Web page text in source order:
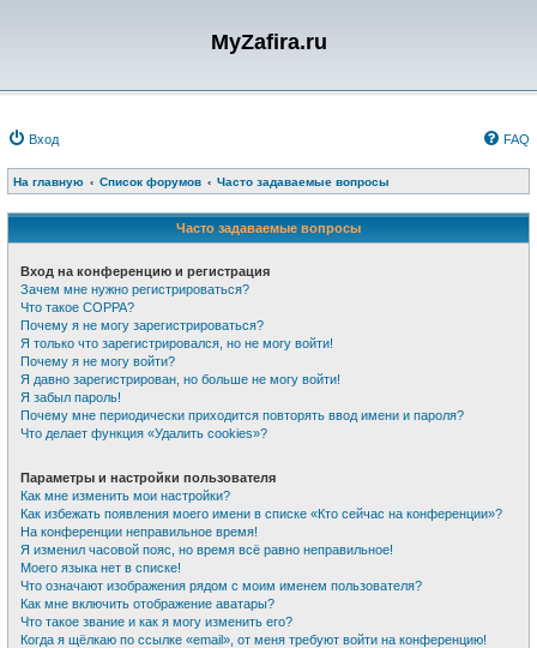
MyZafira.ru
Вход FAQ
На главную Список форумов Часто задаваемые вопросы
Часто задаваемые вопросы
Вход на конференцию и регистрация
Зачем мне нужно регистрироваться?
Что такое COPPA?
Почему я не могу зарегистрироваться?
Я только что зарегистрировался, но не могу войти!
Почему я не могу войти?
Я давно зарегистрирован, но больше не могу войти!
Я забыл пароль!
Почему мне периодически приходится повторять ввод имени и пароля?
Что делает функция «Удалить cookies»?
Параметры и настройки пользователя
Как мне изменить мои настройки?
Как избежать появления моего имени в списке «Кто сейчас на конференции»?
На конференции неправильное время!
Я изменил часовой пояс, но время всё равно неправильное!
Моего языка нет в списке!
Что означают изображения рядом с моим именем пользователя?
Как мне включить отображение аватары?
Что такое звание и как я могу изменить его?
Когда я щёлкаю по ссылке «email», от меня требуют войти на конференцию!